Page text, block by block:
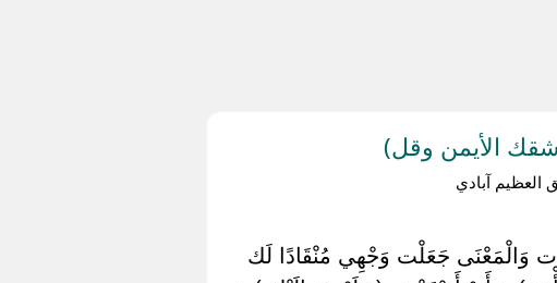
الأيمن وقل)
آبادي
وَالْمَعْنَى جَعَلْت وَجْهِي مُنْقَادًا لَك